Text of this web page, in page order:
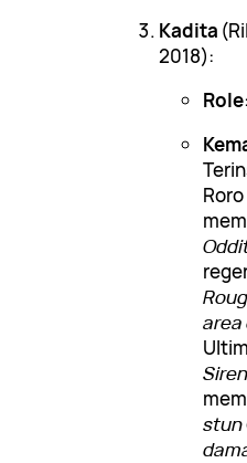
Kadita
2018):
Role
area
stun